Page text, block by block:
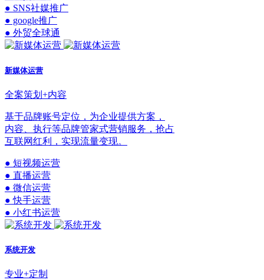
● SNS社媒推广
● google推广
● 外贸全球通
新媒体运营
全案策划+内容
基于品牌账号定位，为企业提供方案，
内容、执行等品牌管家式营销服务，抢占
互联网红利，实现流量变现。
● 短视频运营
● 直播运营
● 微信运营
● 快手运营
● 小红书运营
系统开发
专业+定制